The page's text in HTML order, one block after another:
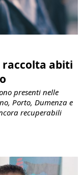
raccolta abiti
presenti nelle
Porto, Dumenza e
recuperabili